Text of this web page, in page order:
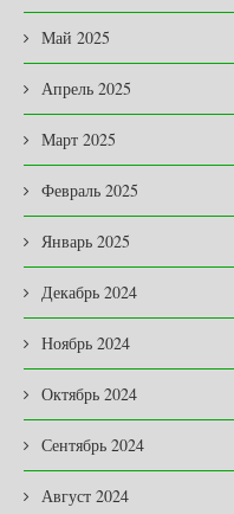
Май 2025
Апрель 2025
Март 2025
Февраль 2025
Январь 2025
Декабрь 2024
Ноябрь 2024
Октябрь 2024
Сентябрь 2024
Август 2024